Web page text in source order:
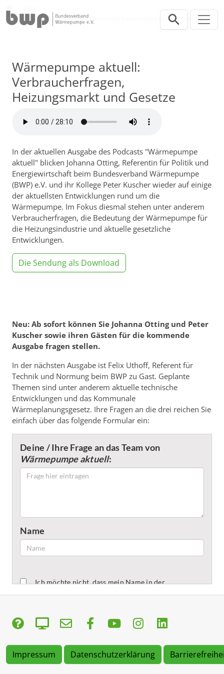
Wärmepumpe aktuell: Verbraucherfragen, Heizungsmarkt und
Gesetze
Wärmepumpe aktuell:
Verbraucherfragen,
Heizungsmarkt und Gesetze
In der aktuellen Ausgabe des Podcasts "Wärmepumpe
aktuell" blicken Johanna Otting, Referentin für Politik und
Energiewirtschaft beim Bundesverband Wärmepumpe
(BWP) e.V. und ihr Kollege Peter Kuscher wieder auf einige
der aktuellsten Entwicklungen rund um die
Wärmepumpe. Im Fokus diesmal stehen unter anderem
Verbraucherfragen, die Bedeutung der Wärmepumpe für
die Heizungsindustrie und aktuelle gesetzliche
Entwicklungen.
Die Sendung als Download
Neu: Ab sofort können Sie Johanna Otting und Peter
Kuscher sowie ihren Gästen für die kommende
Ausgabe fragen stellen.
In der nächsten Ausgabe ist Felix Uthoff, Referent für
Technik und Normung beim BWP zu Gast. Geplante
Themen sind unter anderem aktuelle technische
Entwicklungen und das Kommunale
Wärmeplanungsgesetz. Ihre Fragen an die drei reichen Sie
einfach über das folgende Formular ein:
Impressum Datenschutzerklärung